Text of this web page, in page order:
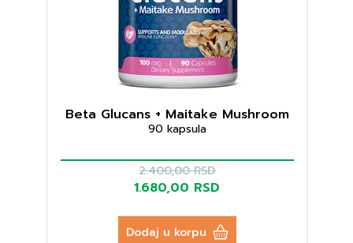
Beta Glucans + Maitake Mushroom
90 kapsula
2.400,00 RSD
1.680,00 RSD
Dodaj u korpu